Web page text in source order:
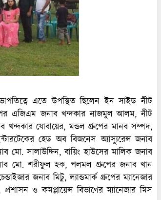
এতে উপস্থিত ছিলেন ইন সাইড নীট
এজিএম জনাব খন্দকার নাজমুল আলম, নীট
খন্দকার যোবায়ের, মন্ডল গ্রুপের মানব সম্পদ,
হেড অব বিজনেস অ্যাস্যুরেন্স জনাব
মো. সালাউদ্দিন, বায়িং হাউসের মালিক জনাব
মো. শরীফুল হক, পলমল গ্রুপের জনাব খান
জনাব মিটু, ল্যান্ডমার্ক গ্রুপের ম্যানেজার
ও কমপ্লায়েন্স বিভাগের ম্যানেজার মিস